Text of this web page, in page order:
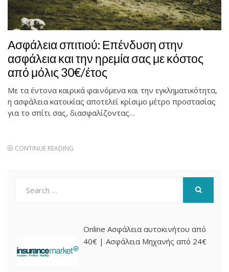
Ασφάλεια σπιτιού: Επένδυση στην
ασφάλεια και την ηρεμία σας με κόστος
από μόλις 30€/έτος
Με τα έντονα καιρικά φαινόμενα και την εγκληματικότητα,
η ασφάλεια κατοικίας αποτελεί κρίσιμο μέτρο προστασίας
για το σπίτι σας, διασφαλίζοντας…
CONTINUE READING
Online Ασφάλεια αυτοκινήτου από
40€ | Ασφάλεια Μηχανής από 24€